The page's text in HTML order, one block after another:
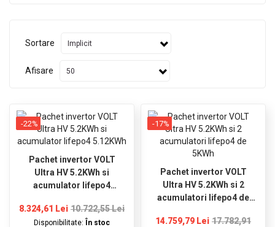
STABILIZATOARE
TENSIUNE
GRADINA
SCULE
ECHIPAMENTE
ELECTRICE
ECHIPAMENTE
Sortare
Afisare
-22%
Pachet invertor VOLT
Ultra HV 5.2KWh si
acumulator lifepo4
8.324,61 Lei 10.722,55 Lei
Disponibilitate: În stoc
-17%
Pachet invertor VOLT
Ultra HV 5.2KWh si 2
acumulatori lifepo4 de
14.759,79 Lei 17.782,91